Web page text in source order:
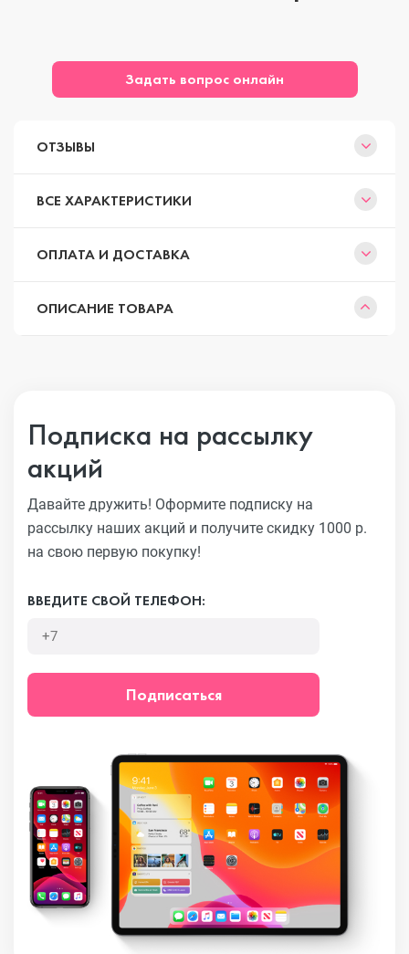
Задать вопрос онлайн
ОТЗЫВЫ
ВСЕ ХАРАКТЕРИСТИКИ
ОПЛАТА И ДОСТАВКА
ОПИСАНИЕ ТОВАРА
Подписка на рассылку
акций
Давайте дружить! Оформите подписку на
рассылку наших акций и получите скидку 1000 р.
на свою первую покупку!
ВВЕДИТЕ СВОЙ ТЕЛЕФОН:
Подписаться